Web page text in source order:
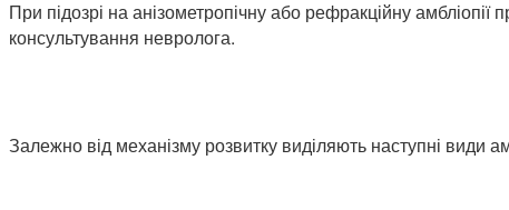
При підозрі на анізометропічну або рефракційну амбліопії
консультування невролога.
Залежно від механізму розвитку виділяють наступні види